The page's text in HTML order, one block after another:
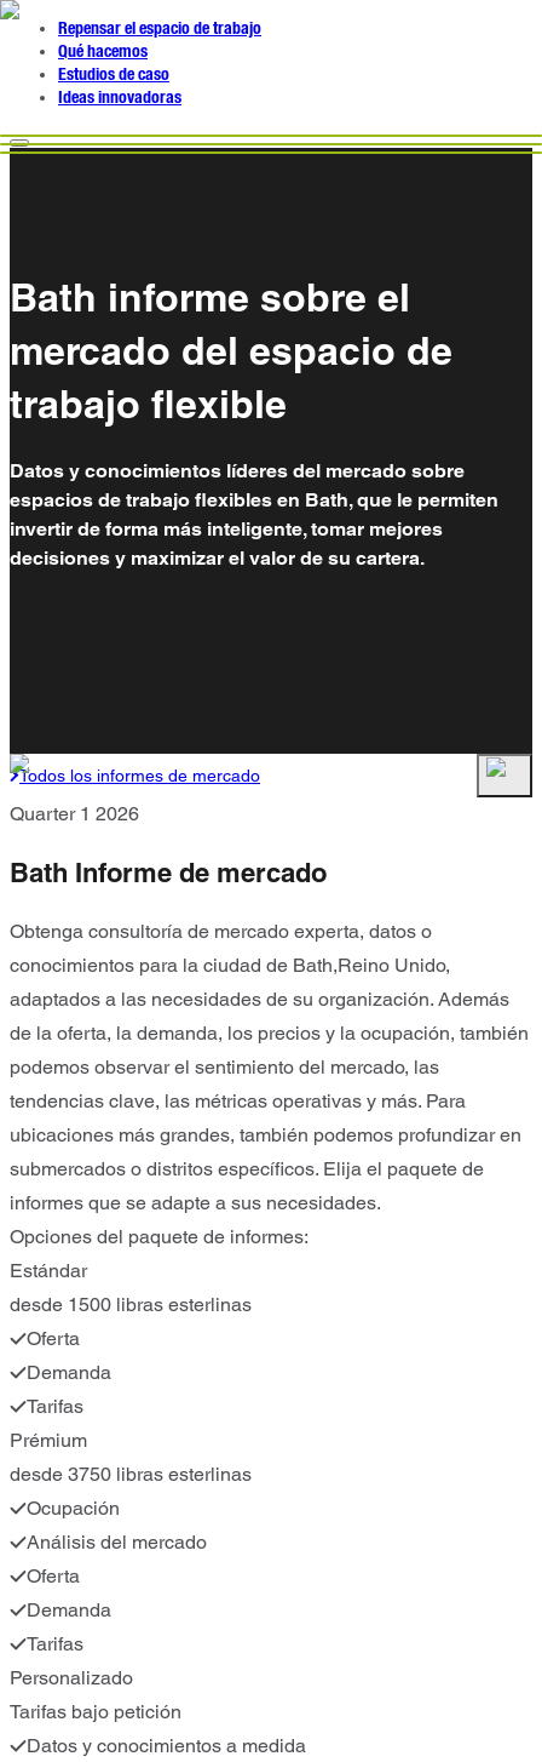
Repensar el espacio de trabajo
Qué hacemos
Estudios de caso
Ideas innovadoras
Bath informe sobre el
mercado del espacio de
trabajo flexible
Datos y conocimientos líderes del mercado sobre
espacios de trabajo flexibles en Bath, que le permiten
invertir de forma más inteligente, tomar mejores
decisiones y maximizar el valor de su cartera.
Todos los informes de mercado
Quarter 1 2026
Bath Informe de mercado
Obtenga consultoría de mercado experta, datos o
conocimientos para la ciudad de Bath,Reino Unido,
adaptados a las necesidades de su organización. Además
de la oferta, la demanda, los precios y la ocupación, también
podemos observar el sentimiento del mercado, las
tendencias clave, las métricas operativas y más. Para
ubicaciones más grandes, también podemos profundizar en
submercados o distritos específicos. Elija el paquete de
informes que se adapte a sus necesidades.
Opciones del paquete de informes:
Estándar
desde 1500 libras esterlinas
Oferta
Demanda
Tarifas
Prémium
desde 3750 libras esterlinas
Ocupación
Análisis del mercado
Oferta
Demanda
Tarifas
Personalizado
Tarifas bajo petición
Datos y conocimientos a medida